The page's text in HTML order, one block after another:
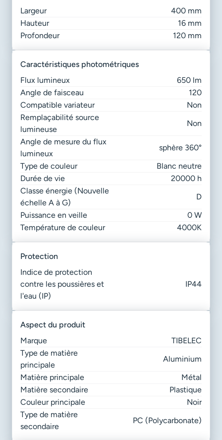
Largeur
400 mm
Hauteur
16 mm
Profondeur
120 mm
caractéristiques photométriques
Flux lumineux
650 lm
Angle de faisceau
120
Compatible variateur
Non
Remplaçabilité source
lumineuse
Non
Angle de mesure du flux
lumineux
sphère 360°
Type de couleur
Blanc neutre
Durée de vie
20000 h
Classe énergie (Nouvelle
échelle A à G)
D
Puissance en veille
0 W
Température de couleur
4000K
protection
Indice de protection
contre les poussières et
l'eau (IP)
IP44
aspect du produit
Marque
TIBELEC
Type de matière
principale
Aluminium
Matière principale
Métal
Matière secondaire
Plastique
Couleur principale
Noir
Type de matière
secondaire
PC (Polycarbonate)